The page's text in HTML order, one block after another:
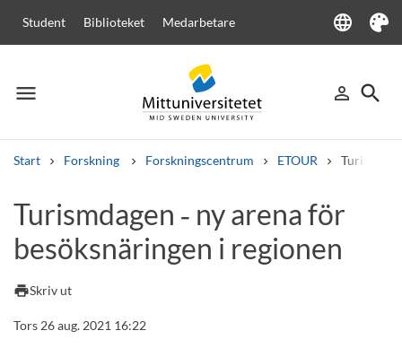
Student Biblioteket Medarbetare language
Language
Tema
menu
Meny person_outline
Logga in
search
Sök
Start Forskning Forskningscentrum ETOUR
Andra söktjänster
Kurser och program Kursplaner Välkomstbrev Personal
Turismdagen ‑ ny arena för
besöksnäringen i regionen
printSkriv ut
Tors 26 aug. 2021 16:22